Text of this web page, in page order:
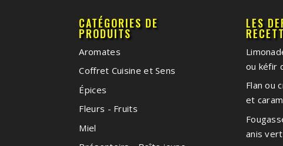
CATÉGORIES DE
PRODUITS
Aromates
Coffret Cuisine et Sens
Épices
Fleurs - Fruits
Miel
LES
ou kéfir
Flan ou
et
anis vert